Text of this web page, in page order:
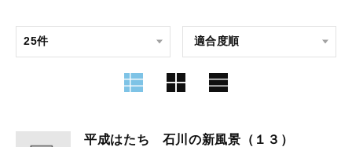
平成はたち 石川の新風景（１３）